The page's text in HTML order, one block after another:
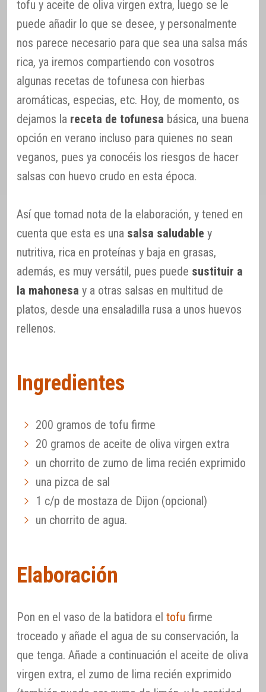
tofu y aceite de oliva virgen extra, luego se le
puede añadir lo que se desee, y personalmente
nos parece necesario para que sea una salsa más
rica, ya iremos compartiendo con vosotros
algunas recetas de tofunesa con hierbas
aromáticas, especias, etc. Hoy, de momento, os
dejamos la receta de tofunesa básica, una buena
opción en verano incluso para quienes no sean
veganos, pues ya conocéis los riesgos de hacer
salsas con huevo crudo en esta época.
Así que tomad nota de la elaboración, y tened en
cuenta que esta es una salsa saludable y
nutritiva, rica en proteínas y baja en grasas,
además, es muy versátil, pues puede sustituir a
la mahonesa y a otras salsas en multitud de
platos, desde una ensaladilla rusa a unos huevos
rellenos.
Ingredientes
200 gramos de tofu firme
20 gramos de aceite de oliva virgen extra
un chorrito de zumo de lima recién exprimido
una pizca de sal
1 c/p de mostaza de Dijon (opcional)
un chorrito de agua.
Elaboración
Pon en el vaso de la batidora el tofu firme
troceado y añade el agua de su conservación, la
que tenga. Añade a continuación el aceite de oliva
virgen extra, el zumo de lima recién exprimido